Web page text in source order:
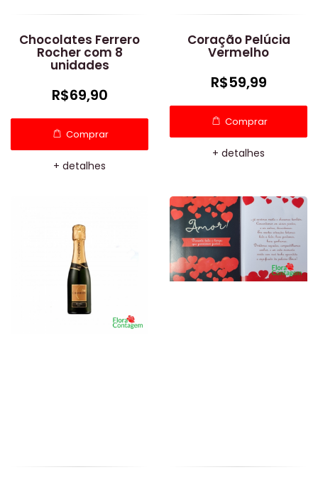
Chocolates Ferrero
Rocher com 8
unidades
R$69,90
Comprar
+ detalhes
Coração Pelúcia
Vermelho
R$59,99
Comprar
+ detalhes